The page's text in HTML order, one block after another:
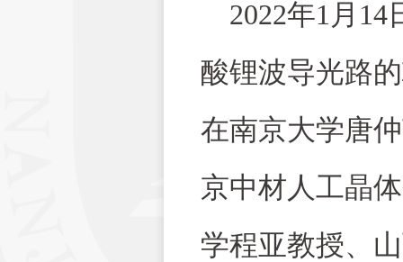
2022年1月14
酸锂波导光路
在南京大学唐
京中材人工晶
学程亚教授、